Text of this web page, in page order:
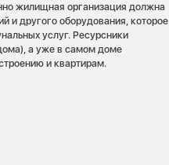
жилищная организация должна
и другого оборудования, которое
услуг. Ресурсники
а уже в самом доме
и квартирам.